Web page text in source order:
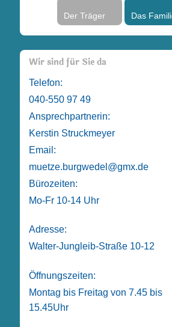
Der Träger Das
Wir sind für Sie da
Telefon:
040-550 97 49
Ansprechpartnerin:
Kerstin Struckmeyer
Email:
muetze.burgwedel@gmx.de
Bürozeiten:
Mo-Fr 10-14 Uhr
Adresse:
Walter-Jungleib-Straße 10-12
Öffnungszeiten:
Montag bis Freitag von 7.45 bis
15.45Uhr